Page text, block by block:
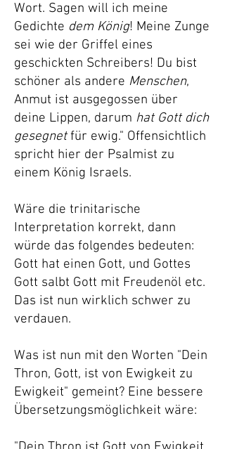
Wort. Sagen will ich meine
Gedichte dem König! Meine Zunge
sei wie der Griffel eines
geschickten Schreibers! Du bist
schöner als andere Menschen,
Anmut ist ausgegossen über
deine Lippen, darum hat Gott dich
gesegnetfür ewig." Offensichtlich
spricht hier der Psalmist zu
einem König Israels.
Wäre die trinitarische
Interpretation korrekt, dann
würde das folgendes bedeuten:
Gott hat einen Gott, und Gottes
Gott salbt Gott mit Freudenöl etc.
Das ist nun wirklich schwer zu
verdauen.
Was ist nun mit den Worten "Dein
Thron, Gott, ist von Ewigkeit zu
Ewigkeit" gemeint? Eine bessere
Übersetzungsmöglichkeit wäre: